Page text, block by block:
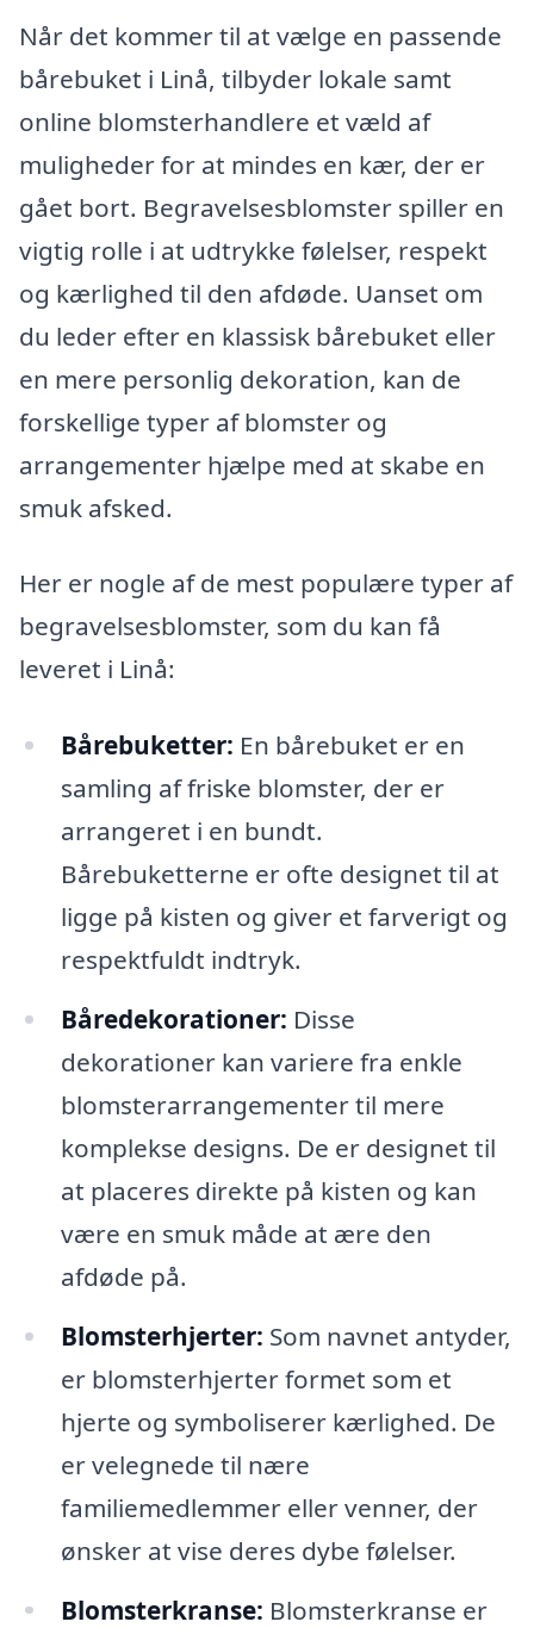
Når det kommer til at vælge en passende
bårebuket i Linå, tilbyder lokale samt
online blomsterhandlere et væld af
muligheder for at mindes en kær, der er
gået bort. Begravelsesblomster spiller en
vigtig rolle i at udtrykke følelser, respekt
og kærlighed til den afdøde. Uanset om
du leder efter en klassisk bårebuket eller
en mere personlig dekoration, kan de
forskellige typer af blomster og
arrangementer hjælpe med at skabe en
smuk afsked.
Her er nogle af de mest populære typer af
begravelsesblomster, som du kan få
leveret i Linå:
Bårebuketter: En bårebuket er en
samling af friske blomster, der er
arrangeret i en bundt.
Bårebuketterne er ofte designet til at
ligge på kisten og giver et farverigt og
respektfuldt indtryk.
Båredekorationer: Disse
dekorationer kan variere fra enkle
blomsterarrangementer til mere
komplekse designs. De er designet til
at placeres direkte på kisten og kan
være en smuk måde at ære den
afdøde på.
Blomsterhjerter: Som navnet antyder,
er blomsterhjerter formet som et
hjerte og symboliserer kærlighed. De
er velegnede til nære
familiemedlemmer eller venner, der
ønsker at vise deres dybe følelser.
Blomsterkranse: Blomsterkranse er